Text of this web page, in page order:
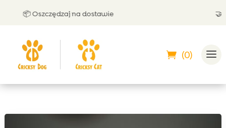
📦 Oszczędzaj na dostawie 🤝
(0)